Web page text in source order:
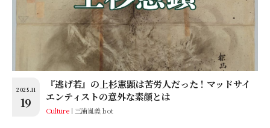
2025.11
19
『逃げ若』の上杉憲顕は苦労人だった！マッドサイ
エンティストの意外な素顔とは
Culture 三浦胤義 bot